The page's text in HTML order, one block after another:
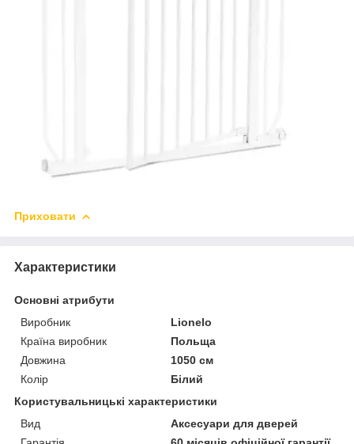
Приховати
Характеристики
Основні атрибути
Виробник
Lionelo
Країна виробник
Польща
Довжина
1050 см
Колір
Білий
Користувальницькі характеристики
Вид
Аксесуари для дверей